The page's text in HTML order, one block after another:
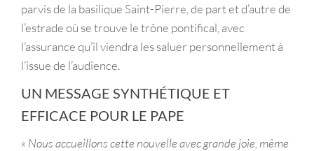
parvis de la basilique Saint-Pierre, de part et d’autre de
l’estrade où se trouve le trône pontifical, avec
l’assurance qu’il viendra les saluer personnellement à
l’issue de l’audience.
UN MESSAGE SYNTHÉTIQUE ET
EFFICACE POUR LE PAPE
« Nous accueillons cette nouvelle avec grande joie, même